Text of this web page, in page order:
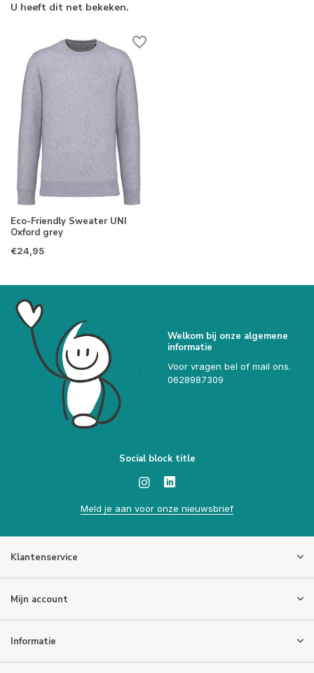
U heeft dit net bekeken.
Eco-Friendly Sweater UNI
Oxford grey
€24,95
Welkom bij onze algemene
informatie
Voor vragen bel of mail ons.
0628987309
Social block title
Meld je aan voor onze nieuwsbrief
Klantenservice
Mijn account
Informatie